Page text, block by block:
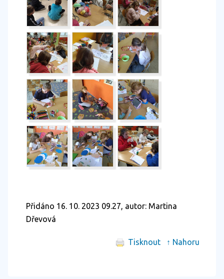
Přidáno 16. 10. 2023 09.27, autor: Martina
Dřevová
Tisknout ↑ Nahoru